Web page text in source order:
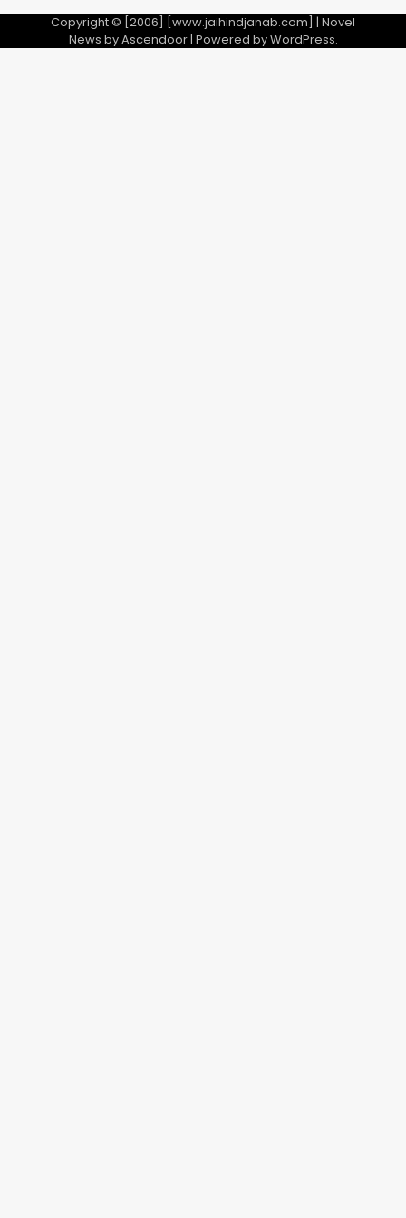
Copyright © [2006] [www.jaihindjanab.com] | Novel
News byAscendoor| Powered byWordPress.